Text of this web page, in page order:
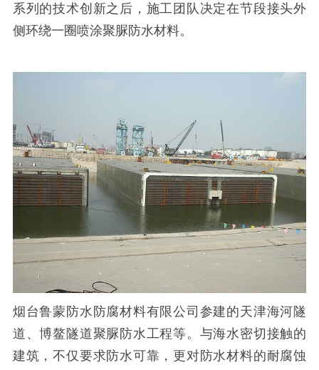
系列的技术创新之后，施工团队决定在节段接头外
侧环绕一圈喷涂聚脲防水材料。
烟台鲁蒙防水防腐材料有限公司参建的天津海河隧
道、博鳌隧道聚脲防水工程等。与海水密切接触的
建筑，不仅要求防水可靠，更对防水材料的耐腐蚀